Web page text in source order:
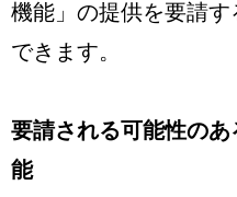
機能」の提供を要請す
できます。
要請される可能性のあ
能